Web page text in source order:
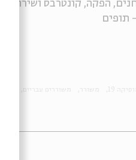
הפקה, קונטרבס ושירה
תופים